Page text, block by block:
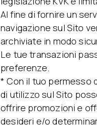
Al fine di fornire un
navigazione sul Sito
archiviate in modo
Le tue transazioni
preferenze.
* Con il tuo permesso
di utilizzo sul Sito
offrire promozioni e
desideri e/o